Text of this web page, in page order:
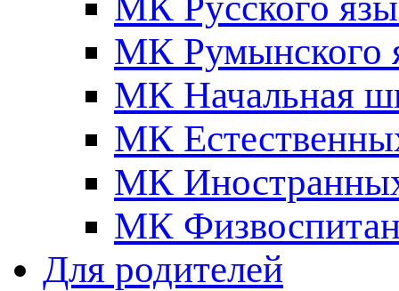
МК Румынского
МК Начальная
МК
МК
МК
Для родителей